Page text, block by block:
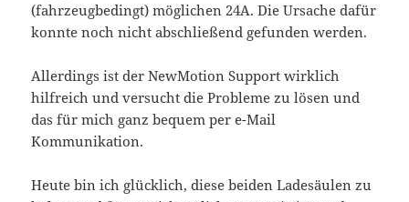
(fahrzeugbedingt) möglichen 24A. Die Ursache dafür
konnte noch nicht abschließend gefunden werden.
Allerdings ist der NewMotion Support wirklich
hilfreich und versucht die Probleme zu lösen und
das für mich ganz bequem per e-Mail
Kommunikation.
Heute bin ich glücklich, diese beiden Ladesäulen zu